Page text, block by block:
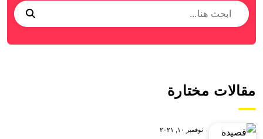
مقالات مختارة
نوفمبر ١٠, ٢٠٢١